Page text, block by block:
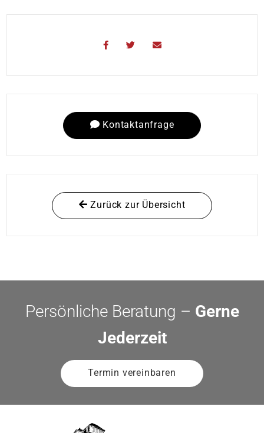
Kontaktanfrage
Zurück zur Übersicht
Persönliche Beratung – Gerne
Jederzeit
Termin vereinbaren